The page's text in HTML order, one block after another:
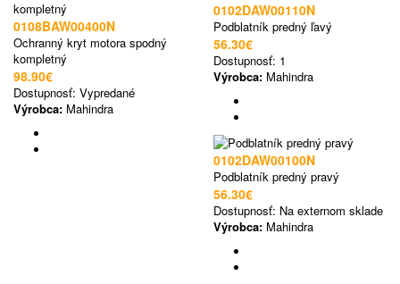
0108BAW00400N
Ochranný kryt motora spodný
kompletný
98.90€
Dostupnosť: Vypredané
Výrobca: Mahindra
0102DAW00110N
Podblatník predný ľavý
56.30€
Dostupnosť: 1
Výrobca: Mahindra
0102DAW00100N
Podblatník predný pravý
56.30€
Dostupnosť: Na externom sklade
Výrobca: Mahindra